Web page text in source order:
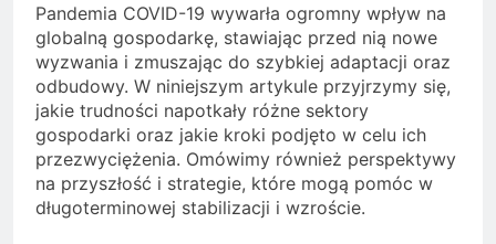
Pandemia COVID-19 wywarła ogromny wpływ na
globalną gospodarkę, stawiając przed nią nowe
wyzwania i zmuszając do szybkiej adaptacji oraz
odbudowy. W niniejszym artykule przyjrzymy się,
jakie trudności napotkały różne sektory
gospodarki oraz jakie kroki podjęto w celu ich
przezwyciężenia. Omówimy również perspektywy
na przyszłość i strategie, które mogą pomóc w
długoterminowej stabilizacji i wzroście.